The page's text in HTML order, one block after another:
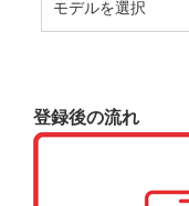
登録後の流れ